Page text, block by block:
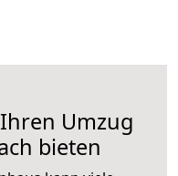
Umzug
bieten